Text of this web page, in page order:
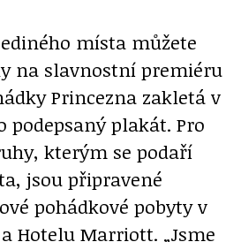
místa můžete
na slavnostní premiéru
Princezna zakletá v
podepsaný plakát. Pro
kterým se podaří
jsou připravené
pohádkové pobyty v
Hotelu Marriott. „Jsme